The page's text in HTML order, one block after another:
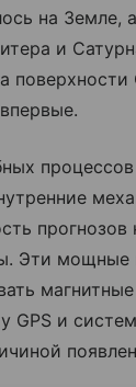
на Земле,
и
поверхности
прогнозов
Эти мощные
GPS и